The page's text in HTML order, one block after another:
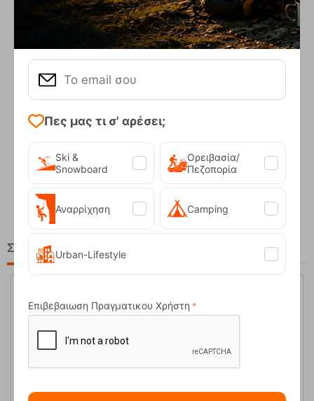
Compact Ocean Blue Τηλεσκοπικά Μπατόν Πεζ...
62,50 €
Στη ίδια Τιμή!
6%
Πες μας τι σ' αρέσει;
Ski &
Snowboard
Ορειβασία/
Πεζοπορία
Αναρρίχηση Camping
Urban-Lifestyle
Επιβεβαιωση Πραγματικου Χρήστη